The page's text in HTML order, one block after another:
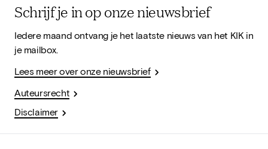
Schrijf je in op onze nieuwsbrief
Iedere maand ontvang je het laatste nieuws van het KIK in
je mailbox.
Lees meer over onze nieuwsbrief
Auteursrecht
Disclaimer